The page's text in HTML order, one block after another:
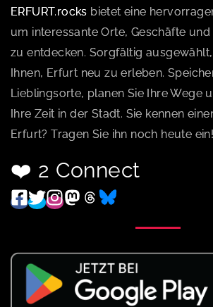
ERFURT.rocks bietet eine
um interessante Orte, Geschäfte
zu entdecken. Sorgfältig
Ihnen, Erfurt neu zu erleben.
Lieblingsorte, planen Sie Ihre Wege
Ihre Zeit in der Stadt. Sie kennen
Erfurt? Tragen Sie ihn noch heute ein!
❤️ 2 Connect